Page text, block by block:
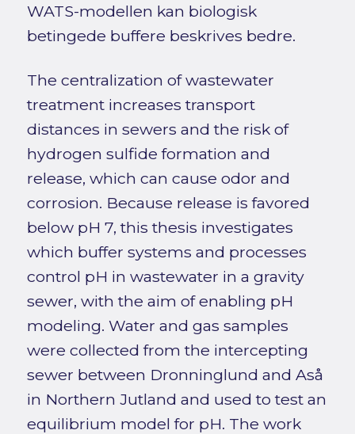
WATS-modellen kan biologisk
betingede buffere beskrives bedre.
The centralization of wastewater
treatment increases transport
distances in sewers and the risk of
hydrogen sulfide formation and
release, which can cause odor and
corrosion. Because release is favored
below pH 7, this thesis investigates
which buffer systems and processes
control pH in wastewater in a gravity
sewer, with the aim of enabling pH
modeling. Water and gas samples
were collected from the intercepting
sewer between Dronninglund and Aså
in Northern Jutland and used to test an
equilibrium model for pH. The work